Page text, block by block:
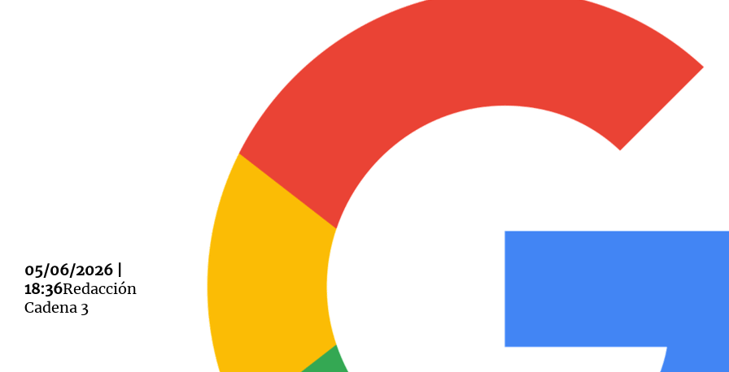
05/06/2026 |
18:36Redacción
Cadena 3
Notas
Mundial 2026 La Sole en Cadena 3 Cadena 3